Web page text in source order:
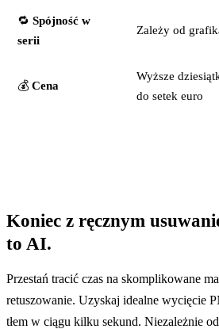
🔁 Spójność w
serii
Zależy od
💰 Cena
Wyższe
do setek euro
Koniec z ręcznym
to AI.
Przestań tracić czas na skomplikowane
retuszowanie. Uzyskaj idealne wycięcie
tłem w ciągu kilku sekund. Niezależnie